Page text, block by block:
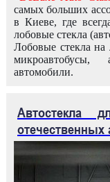
самых больших
в Киеве, где
лобовые стекла
Лобовые стекла на
микроавтобусы,
автомобили.
Автостекла
отечественных